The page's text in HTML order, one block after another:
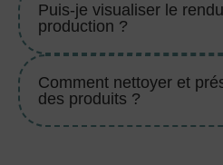
Puis-je visualiser le
production ?
Comment nettoyer et
des produits ?